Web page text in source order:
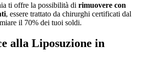
ti offre la possibilità di rimuovere con
, essere trattato da chirurghi certificati dal
il 70% dei tuoi soldi.
alla Liposuzione in